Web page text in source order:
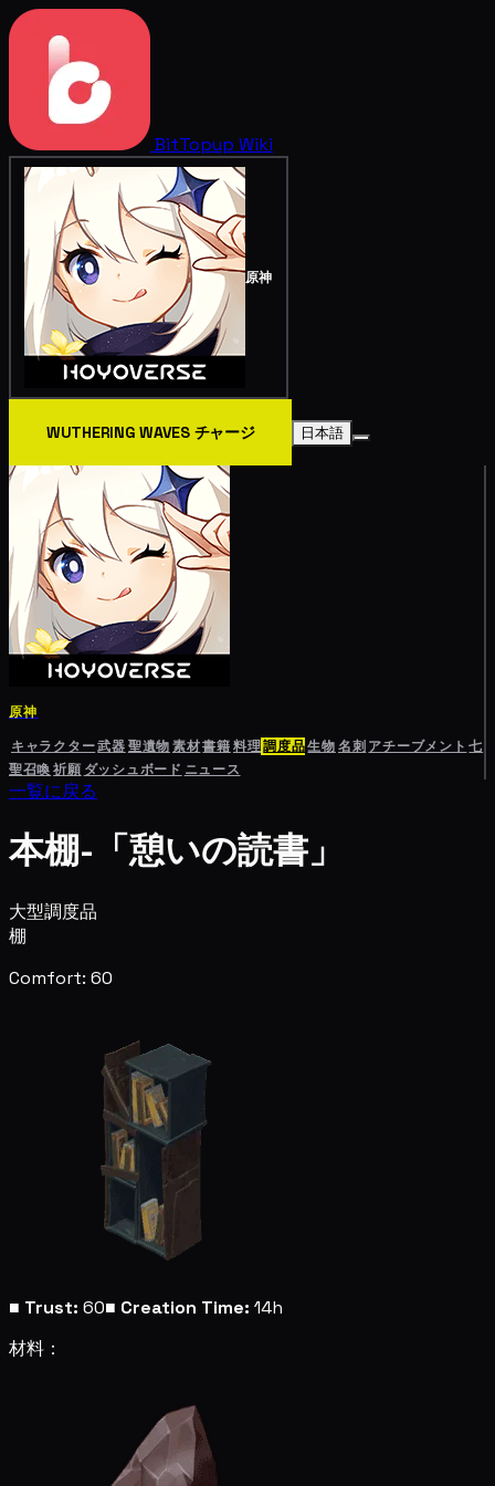
BitTopup Wiki
原神
WUTHERING WAVES チャージ 日本語
原神
キャラクター武器聖遺物素材書籍料理調度品生物名刺 アチーブメント 七
聖召喚祈願 ダッシュボード ニュース
一覧に戻る
本棚-「憩いの読書」
大型調度品
棚
Comfort: 60
■ Trust: 60■ Creation Time: 14h
材料：